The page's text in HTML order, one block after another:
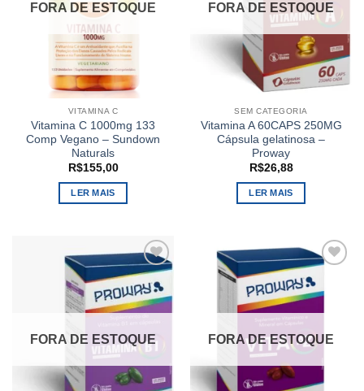
FORA DE ESTOQUE
VITAMINA C
Vitamina C 1000mg 133
Comp Vegano – Sundown
Naturals
R$155,00
LER MAIS
FORA DE ESTOQUE
SEM CATEGORIA
Vitamina A 60CAPS 250MG
Cápsula gelatinosa –
Proway
R$26,88
LER MAIS
Add to
wishlist
FORA DE ESTOQUE
wishlist
FORA DE ESTOQUE